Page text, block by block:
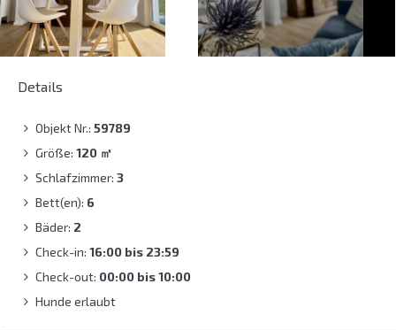
Details
Objekt Nr.: 59789
Größe: 120 ㎡
Schlafzimmer: 3
Bett(en): 6
Bäder: 2
Check-in: 16:00 bis 23:59
Check-out: 00:00 bis 10:00
Hunde erlaubt